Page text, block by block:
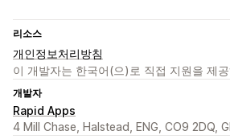
리소스
개인정보처리방침
이 개발자는 한국어(으)로 직접 지원을 제
개발자
Rapid Apps
4 Mill Chase, Halstead, ENG, CO9 2DQ,